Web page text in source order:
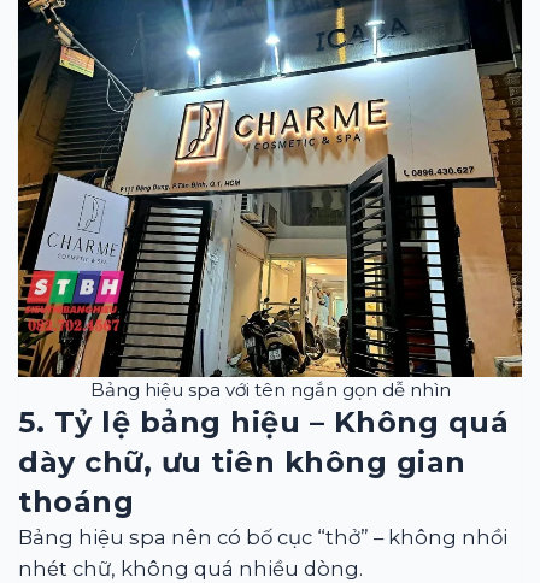
Bảng hiệu spa với tên ngắn gọn dễ nhìn
5. Tỷ lệ bảng hiệu – Không quá
dày chữ, ưu tiên không gian
thoáng
Bảng hiệu spa nên có bố cục “thở” – không nhồi
nhét chữ, không quá nhiều dòng.